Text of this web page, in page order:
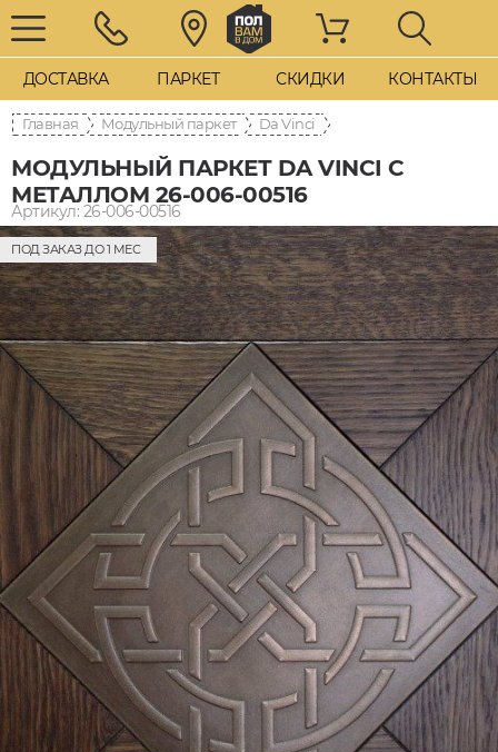
ДОСТАВКА ПАРКЕТ СКИДКИ КОНТАКТЫ
Главная Модульный паркет Da Vinci
МОДУЛЬНЫЙ ПАРКЕТ DA VINCI С
МЕТАЛЛОМ 26-006-00516
Артикул: 26-006-00516
ПОД ЗАКАЗ ДО 1 МЕС